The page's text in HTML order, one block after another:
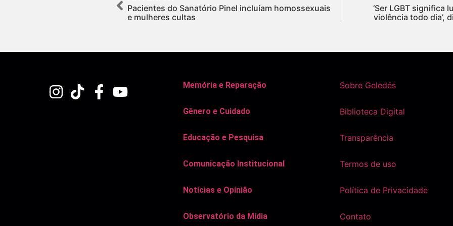
Pacientes do Sanatório Pinel incluíam homossexuais
e mulheres cultas
‘Ser LGBT significa
violência todo dia’,
Memória e Reparação
Gênero e Cuidado
Educação e Pesquisa
Comunicação Institucional
Notícias e Opinião
Observatório da Mídia
Sobre Geledés
Biblioteca Digital
Transparência
Termos de uso
Política de Privacidade
Contato